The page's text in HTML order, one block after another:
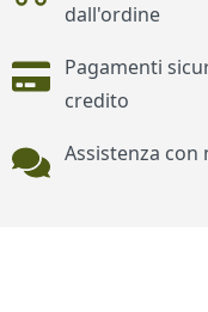
dall'ordine
Pagamenti
credito
Assistenza